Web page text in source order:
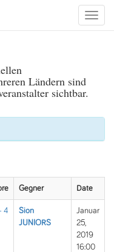
Toggle
Ländern sind
sichtbar.
Gegner Date
4
Sion
JUNIORS
Januar
25,
2019
16:00